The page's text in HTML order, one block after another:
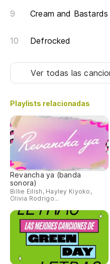
Cream and Bastards
Defrocked
Ver todas las
Playlists relacionadas
Revancha ya (banda
sonora)
Billie Eilish, Hayley Kiyoko,
Olivia Rodrigo...